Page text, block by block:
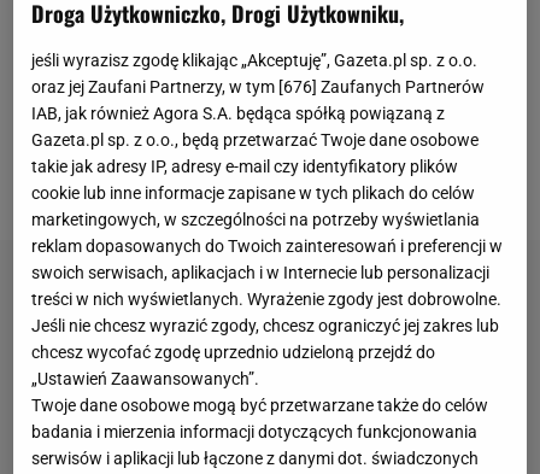
mało kto spodziewał się w półfinalezaciętego,
3) w drugim secie świetnie zaczęła sobie radzić z
serwisem Amerykanki i w końcu przełamała ją,
wychodząc na prowadzenie 5:4 i zaraz potem
wyrównując stan meczu.
Droga Użytkowniczko, Drogi Użytkowniku,
jeśli wyrazisz zgodę klikając „Akceptuję”, Gazeta.pl sp. z o.o.
oraz jej Zaufani Partnerzy, w tym [676] Zaufanych Partnerów
IAB, jak również Agora S.A. będąca spółką powiązaną z
Gazeta.pl sp. z o.o., będą przetwarzać Twoje dane osobowe
takie jak adresy IP, adresy e-mail czy identyfikatory plików
cookie lub inne informacje zapisane w tych plikach do celów
marketingowych, w szczególności na potrzeby wyświetlania
reklam dopasowanych do Twoich zainteresowań i preferencji w
swoich serwisach, aplikacjach i w Internecie lub personalizacji
treści w nich wyświetlanych. Wyrażenie zgody jest dobrowolne.
Jeśli nie chcesz wyrazić zgody, chcesz ograniczyć jej zakres lub
chcesz wycofać zgodę uprzednio udzieloną przejdź do
„Ustawień Zaawansowanych”.
Twoje dane osobowe mogą być przetwarzane także do celów
badania i mierzenia informacji dotyczących funkcjonowania
serwisów i aplikacji lub łączone z danymi dot. świadczonych